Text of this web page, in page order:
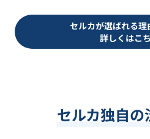
セルカが選ばれる理
詳しくはこ
セルカ独自の